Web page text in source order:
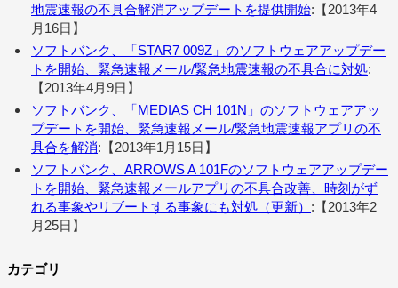
地震速報の不具合解消アップデートを提供開始:【2013年4
月16日】
ソフトバンク、「STAR7 009Z」のソフトウェアアップデー
トを開始、緊急速報メール/緊急地震速報の不具合に対処:
【2013年4月9日】
ソフトバンク、「MEDIAS CH 101N」のソフトウェアアッ
プデートを開始、緊急速報メール/緊急地震速報アプリの不
具合を解消:【2013年1月15日】
ソフトバンク、ARROWS A 101Fのソフトウェアアップデー
トを開始、緊急速報メールアプリの不具合改善、時刻がず
れる事象やリブートする事象にも対処（更新） :【2013年2
月25日】
カテゴリ